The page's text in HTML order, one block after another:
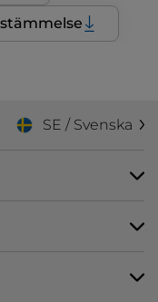
SE / Svenska